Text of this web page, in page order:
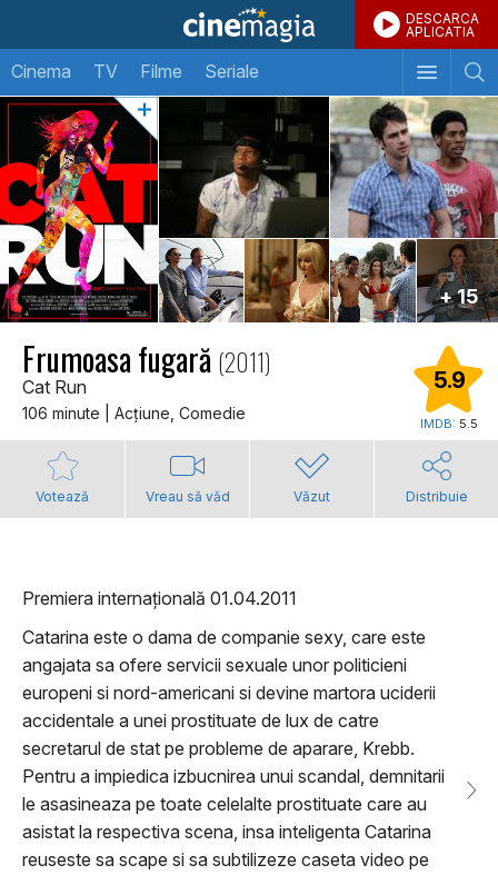
DESCARCA
APLICATIA
Cinema TV Filme Seriale
+ 15
Frumoasa fugară (2011)
Cat Run
106 minute | Acţiune, Comedie
5.9
IMDB: 5.5
Votează Vreau să văd Văzut Distribuie
Premiera internațională 01.04.2011
Catarina este o dama de companie sexy, care este
angajata sa ofere servicii sexuale unor politicieni
europeni si nord-americani si devine martora uciderii
accidentale a unei prostituate de lux de catre
secretarul de stat pe probleme de aparare, Krebb.
Pentru a impiedica izbucnirea unui scandal, demnitarii
le asasineaza pe toate celelalte prostituate care au
asistat la respectiva scena, insa inteligenta Catarina
reuseste sa scape si sa subtilizeze caseta video pe